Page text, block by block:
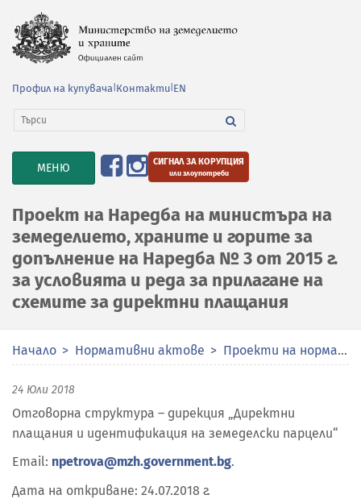
Профил на купувача Контакти EN
TOGGLE
NAVIGATION
МЕНЮ СИГНАЛ ЗА КОРУПЦИЯ
или злоупотреби
Проект на Наредба на министъра на
земеделието, храните и горите за
допълнение на Наредба № 3 от 2015 г.
за условията и реда за прилагане на
схемите за директни плащания
Начало Нормативни актове Проекти на нормативни актове
24 Юли 2018
Отговорна структура – дирекция „Директни
плащания и идентификация на земеделски парцели“
Email: npetrova@mzh.government.bg.
Дата на откриване: 24.07.2018 г.